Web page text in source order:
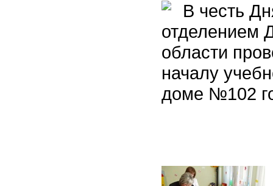
В честь
отделением
области
началу
доме №102